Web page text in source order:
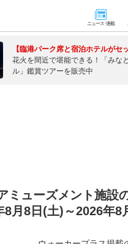
ニュース･連載
【臨港パーク席と宿泊ホテルがセッ
花火を間近で堪能できる！「みな
ル」鑑賞ツアーを販売中
ミューズメント施設
8月8日(土)～2026年8